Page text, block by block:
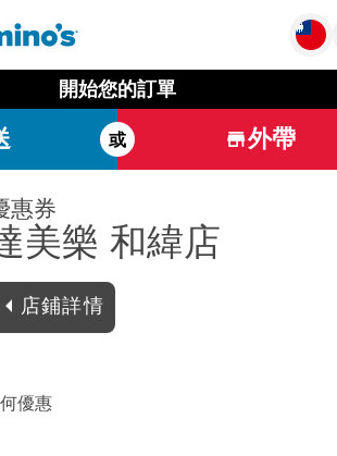
開始您的訂單
或 外帶
惠券
美樂 和緯店
店鋪詳情
優惠